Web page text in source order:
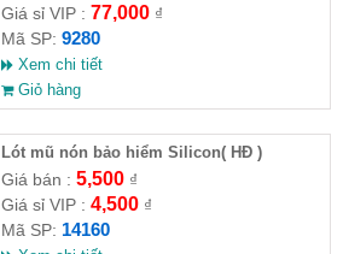
Giá sỉ VIP : 77,000₫
Mã SP: 9280
Xem chi tiết
Giỏ hàng
Lót mũ nón bảo hiểm Silicon( HĐ )
Giá bán : 5,500₫
Giá sỉ VIP : 4,500₫
Mã SP: 14160